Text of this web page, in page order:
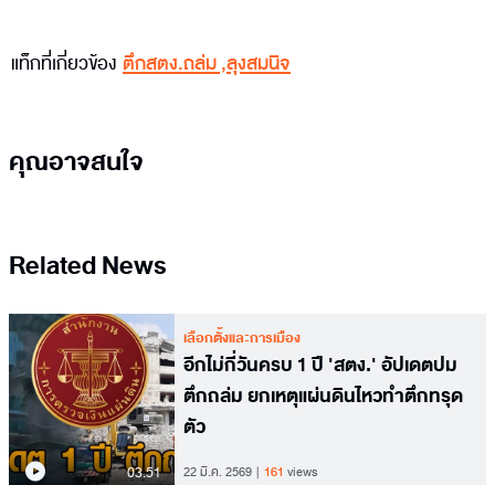
แท็กที่เกี่ยวข้อง ตึกสตง.ถล่ม,ลุงสมนิจ
คุณอาจสนใจ
Related News
03.51
เลือกตั้งและการเมือง
อีกไม่กี่วันครบ 1 ปี 'สตง.' อัปเดตปม
ตึกถล่ม ยกเหตุแผ่นดินไหวทำตึกทรุด
ตัว
22 มี.ค. 2569 161 views